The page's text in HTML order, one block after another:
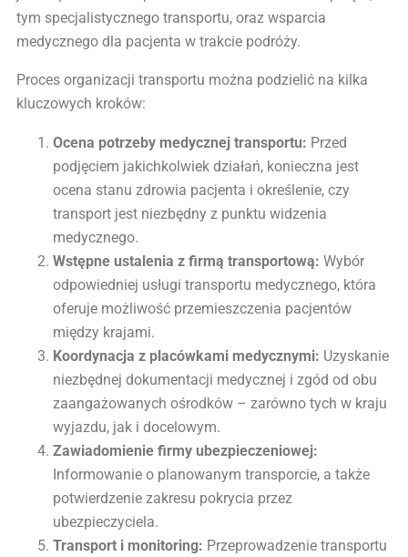
tym specjalistycznego transportu, oraz wsparcia
medycznego dla pacjenta w trakcie podróży.
Proces organizacji transportu można podzielić na kilka
kluczowych kroków:
Ocena potrzeby medycznej transportu: Przed
podjęciem jakichkolwiek działań, konieczna jest
ocena stanu zdrowia pacjenta i określenie, czy
transport jest niezbędny z punktu widzenia
medycznego.
Wstępne ustalenia z firmą transportową: Wybór
odpowiedniej usługi transportu medycznego, która
oferuje możliwość przemieszczenia pacjentów
między krajami.
Koordynacja z placówkami medycznymi: Uzyskanie
niezbędnej dokumentacji medycznej i zgód od obu
zaangażowanych ośrodków – zarówno tych w kraju
wyjazdu, jak i docelowym.
Zawiadomienie firmy ubezpieczeniowej:
Informowanie o planowanym transporcie, a także
potwierdzenie zakresu pokrycia przez
ubezpieczyciela.
Transport i monitoring: Przeprowadzenie transportu